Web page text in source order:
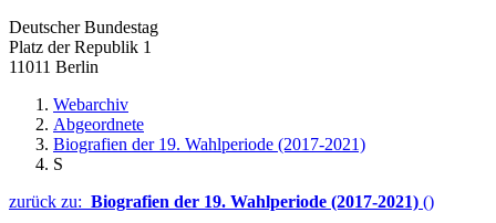
Deutscher Bundestag
Platz der Republik 1
11011 Berlin
Webarchiv
Abgeordnete
Biografien der 19. Wahlperiode (2017-2021)
S
zurück zu: Biografien der 19. Wahlperiode (2017-2021) ()